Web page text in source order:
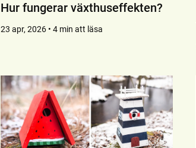
Hur fungerar växthuseffekten?
23 apr, 2026 • 4 min att läsa